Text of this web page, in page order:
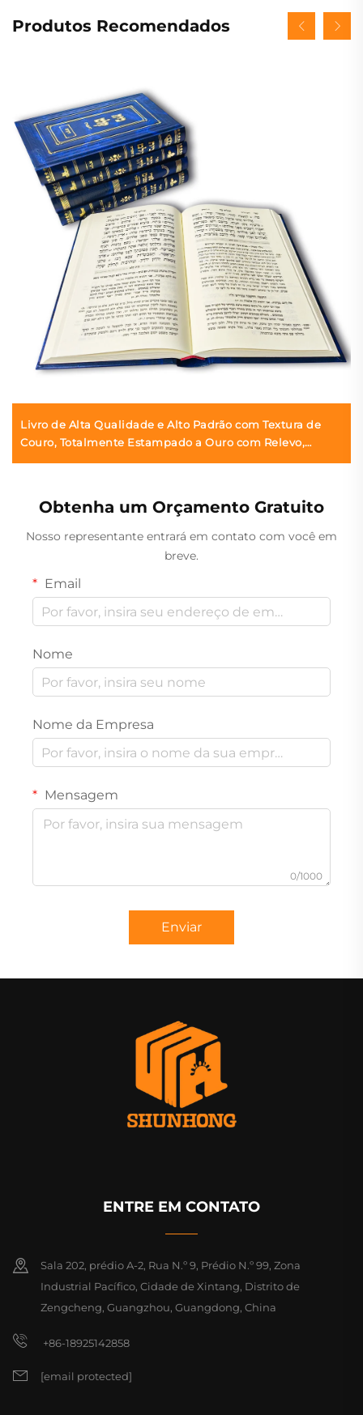
Produtos Recomendados
Livro de Alta Qualidade e Alto Padrão com Textura de
Couro, Totalmente Estampado a Ouro com Relevo,
Impressão de Livro com Capa Dura, Feito na Fábrica
Obtenha um Orçamento Gratuito
Nosso representante entrará em contato com você em
breve.
Email
Nome
Nome da Empresa
Mensagem
0/1000
Enviar
ENTRE EM CONTATO
Sala 202, prédio A-2, Rua N.º 9, Prédio N.º 99, Zona
Industrial Pacífico, Cidade de Xintang, Distrito de
Zengcheng, Guangzhou, Guangdong, China
+86-18925142858
[email protected]